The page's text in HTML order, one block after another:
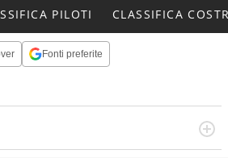
PILOTI CLASSIFICA
Fonti preferite
Quando si accendono i motori,